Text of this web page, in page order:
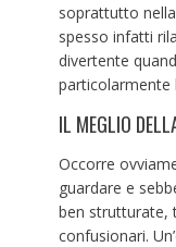
soprattutto
spesso infatti
divertente
particolarmente
IL MEGLIO
Occorre
guardare e
ben strutturate,
confusionari.